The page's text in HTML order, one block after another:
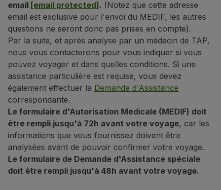
Partenaires
Club TAP Miles&Go
Promotions et Offres
Centre d'aide
Questions frequentes
Demandes et réclamations
Contacts
Informations utiles
Remboursements
Facture en ligne
Bagages perdus / endommagés
Vol retardé / annulé
email [email protected] . (Notez que cette adresse
email est exclusive pour l'envoi du MEDIF, les autres
questions ne seront donc pas prises en compte).
Par la suite, et après analyse par un médecin de TAP,
nous vous contacterons pour vous indiquer si vous
pouvez voyager et dans quelles conditions. Si une
assistance particulière est requise, vous devez
également effectuer la Demande d'Assistance
correspondante.
Le formulaire d'Autorisation Médicale (MEDIF) doit
être rempli jusqu'à 72h avant votre voyage, car les
informations que vous fournissez doivent être
analysées avant de pouvoir confirmer votre voyage.
Le formulaire de Demande d'Assistance spéciale
doit être rempli jusqu'à 48h avant votre voyage.